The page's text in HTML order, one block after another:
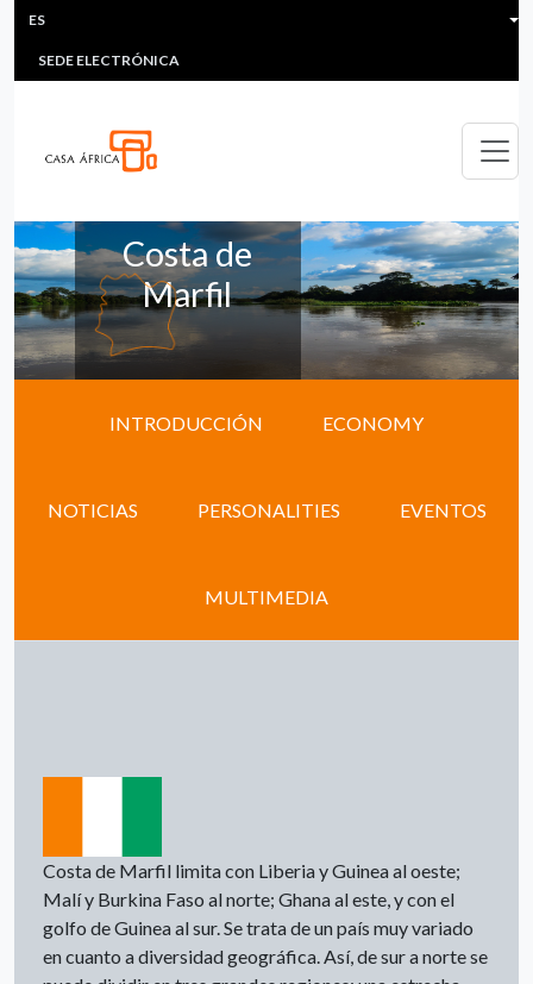
Pasar al contenido principal
HEADER MENU
MULTIMEDIA
SEDE ELECTRÓNICA
ES
Costa de
Marfil
INTRODUCCIÓN ECONOMY
NOTICIAS PERSONALITIES EVENTOS
MULTIMEDIA
Costa de Marfil limita con Liberia y Guinea al oeste;
Malí y Burkina Faso al norte; Ghana al este, y con el
golfo de Guinea al sur. Se trata de un país muy variado
en cuanto a diversidad geográfica. Así, de sur a norte se